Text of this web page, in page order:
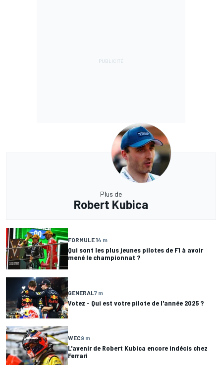
Plus de
Robert Kubica
FORMULE 14 m
Qui sont les plus jeunes pilotes de F1 à avoir
mené le championnat ?
GENERAL 7 m
Votez - Qui est votre pilote de l'année 2025 ?
WEC9 m
L'avenir de Robert Kubica encore indécis chez
Ferrari